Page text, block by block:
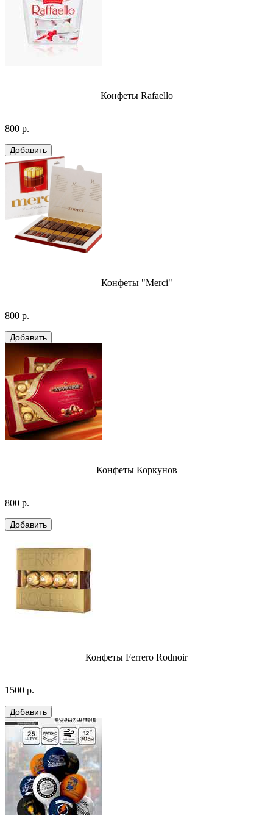
Конфеты Rafaello
800 р.
Конфеты "Merci"
800 р.
Конфеты Коркунов
800 р.
Конфеты Ferrero Rodnoir
1500 р.